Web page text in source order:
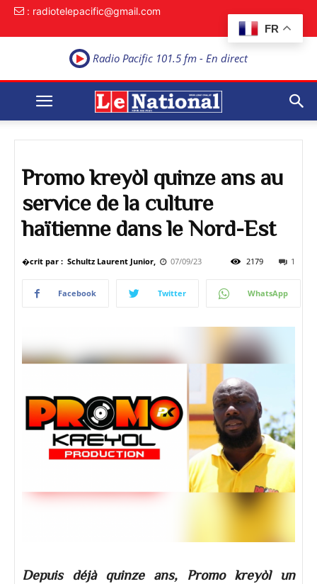
FR
: radiotelepacific@gmail.com
Radio Pacific 101.5 fm - En direct
Promo kreyòl quinze ans au
service de la culture
haïtienne dans le Nord-Est
�crit par : Schultz Laurent Junior, 07/09/23 1
2179
Facebook Twitter WhatsApp
Depuis déjà quinze ans, Promo kreyòl un